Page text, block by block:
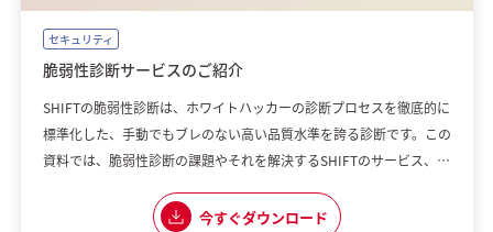
セキュリティ
脆弱性診断サービスのご紹介
SHIFTの脆弱性診断は、ホワイトハッカーの診断プロセスを徹底的に
標準化した、手動でもブレのない高い品質水準を誇る診断です。この
資料では、脆弱性診断の課題やそれを解決するSHIFTのサービス、選
今すぐダウンロード